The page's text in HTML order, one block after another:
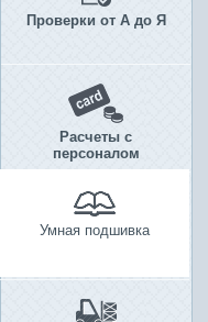
Проверки от А до Я
Расчеты с
персоналом
Умная подшивка